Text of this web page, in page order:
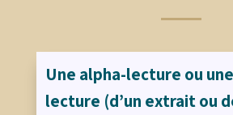
Une alpha-lecture ou
lecture (d’un extrait ou